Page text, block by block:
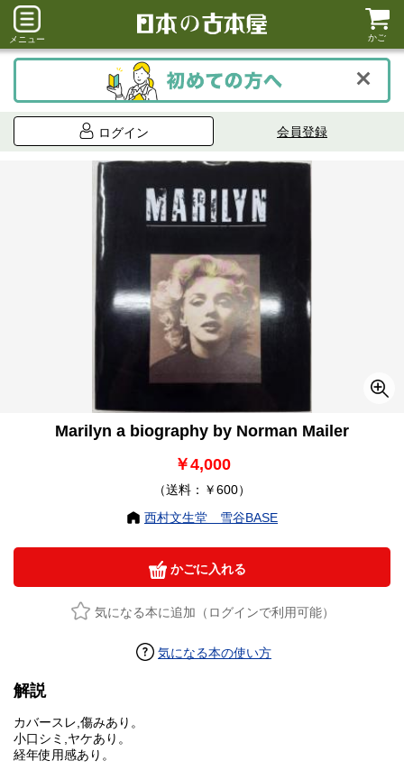
メニュー かご
ログイン 会員登録
Marilyn a biography by Norman Mailer
￥4,000
（送料：￥600）
西村文生堂 雪谷BASE
かごに入れる
気になる本に追加（ログインで利用可能）
気になる本の使い方
解説
カバースレ,傷みあり。
小口シミ,ヤケあり。
経年使用感あり。